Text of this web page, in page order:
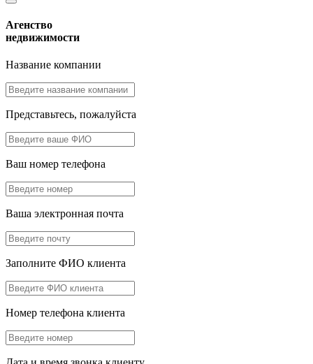
Агенство
недвижимости
Название компании
Представьтесь, пожалуйста
Ваш номер телефона
Ваша электронная почта
Заполните ФИО клиента
Номер телефона клиента